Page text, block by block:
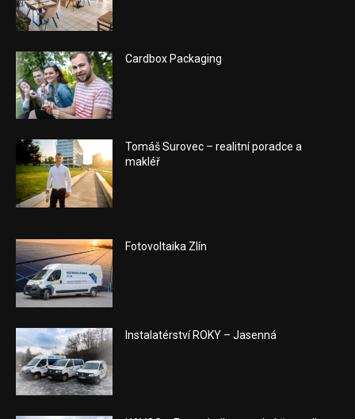
Cardbox Packaging
Tomáš Surovec – realitní poradce a
makléř
Fotovoltaika Zlín
Instalatérství ROKY – Jasenná